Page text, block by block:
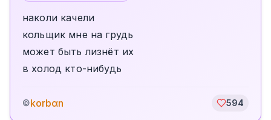
наколи качели
кольщик мне на грудь
может быть лизнëт их
в холод кто-нибудь
©korbαn 594